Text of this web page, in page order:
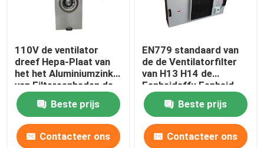
110V de ventilator
dreef Hepa-Plaat van
het het Aluminiumzink
van Filtereenheden de
Met een laag bedekte
aan
Beste prijs
Contacteer ons
EN779 standaard van
de de Ventilatorfilter
van H13 H14 de
Eenheidsffu Eenheid
voor Schone Zaal
Beste prijs
Contacteer ons